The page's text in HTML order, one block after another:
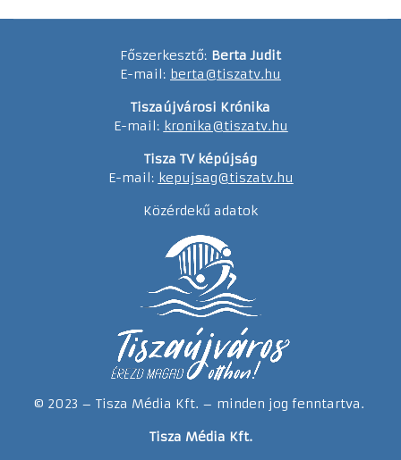
Főszerkesztő: Berta Judit
E-mail: berta@tiszatv.hu
Tiszaújvárosi Krónika
E-mail: kronika@tiszatv.hu
Tisza TV képújság
E-mail: kepujsag@tiszatv.hu
Közérdekű adatok
© 2023 – Tisza Média Kft. – minden jog fenntartva.
Tisza Média Kft.